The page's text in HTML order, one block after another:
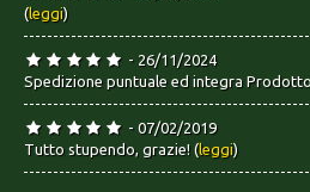
(leggi)
- 26/11/2024
Spedizione puntuale ed integra
- 07/02/2019
Tutto stupendo, grazie! (leggi)